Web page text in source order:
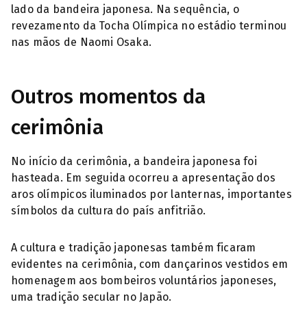
lado da bandeira japonesa. Na sequência, o
revezamento da Tocha Olímpica no estádio terminou
nas mãos de Naomi Osaka.
Outros momentos da
cerimônia
No início da cerimônia, a bandeira japonesa foi
hasteada. Em seguida ocorreu a apresentação dos
aros olímpicos iluminados por lanternas, importantes
símbolos da cultura do país anfitrião.
A cultura e tradição japonesas também ficaram
evidentes na cerimônia, com dançarinos vestidos em
homenagem aos bombeiros voluntários japoneses,
uma tradição secular no Japão.